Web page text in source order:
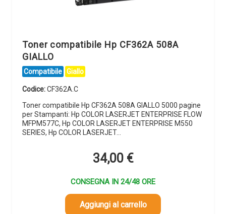
Toner compatibile Hp CF362A 508A
GIALLO
Compatibile Giallo
Codice:CF362A.C
Toner compatibile Hp CF362A 508A GIALLO 5000 pagine
per Stampanti: Hp COLOR LASERJET ENTERPRISE FLOW
MFPM577C, Hp COLOR LASERJET ENTERPRISE M550
SERIES, Hp COLOR LASERJET…
34,00 €
CONSEGNA IN 24/48 ORE
Aggiungi al carrello